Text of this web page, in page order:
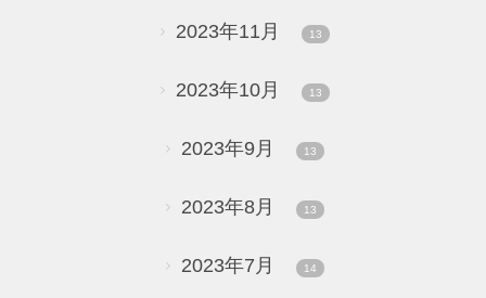
2023年11月 13
2023年10月 13
2023年9月 13
2023年8月 13
2023年7月 14